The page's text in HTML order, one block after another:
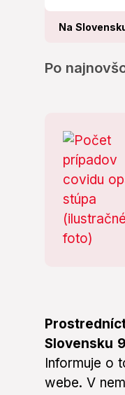
Na
Po
Slovensku
Informuje o
webe. V